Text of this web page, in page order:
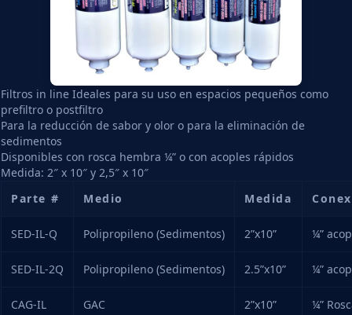
Filtros in line Ideales para su uso en espacios pequeños como
prefiltro o postfiltro
Para la reducción de sabor y olor o para la eliminación de
sedimentos
Disponibles con rosca hembra ¼” o con acoples rápidos
Medida: 2″ x 10″ y 2,5″ x 10″
Parte #
Medio Medida
SED-IL-Q Polipropileno (Sedimentos) 2”x10” ¼”
SED-IL-2Q Polipropileno (Sedimentos) 2.5”x10” ¼”
CAG-IL GAC 2”x10” ¼”